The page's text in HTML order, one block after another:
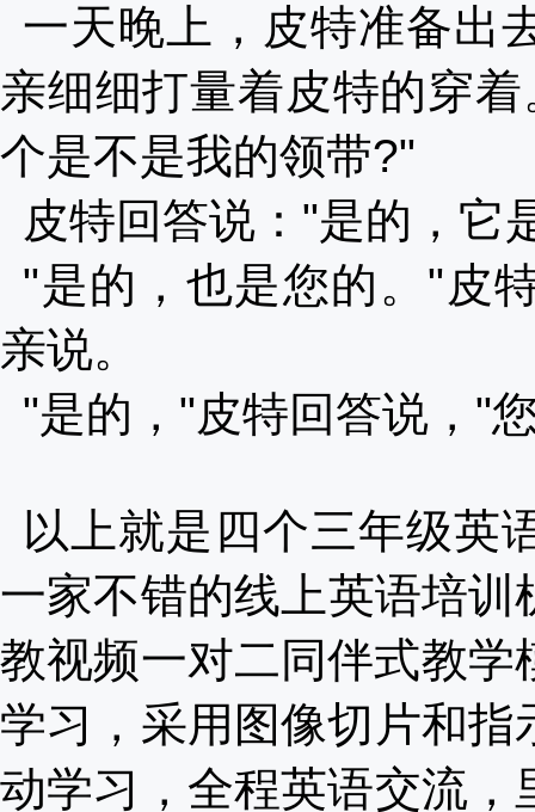
一天晚上，皮特准备出
亲细细打量着皮特的穿
个是不是我的领带?"
皮特回答说："是的，
"是的，也是您的。"皮
亲说。
"是的，"皮特回答说，"
以上就是四个三年级英
一家不错的线上英语培
教视频一对二同伴式教
学习 ，采用图像切片和
动学习，全程英语交流